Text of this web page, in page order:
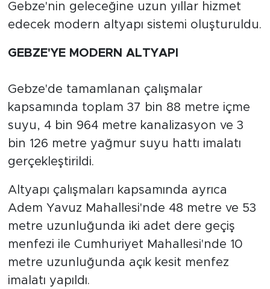
Gebze'nin geleceğine uzun yıllar hizmet
edecek modern altyapı sistemi oluşturuldu.
GEBZE'YE MODERN ALTYAPI
Gebze'de tamamlanan çalışmalar
kapsamında toplam 37 bin 88 metre içme
suyu, 4 bin 964 metre kanalizasyon ve 3
bin 126 metre yağmur suyu hattı imalatı
gerçekleştirildi.
Altyapı çalışmaları kapsamında ayrıca
Adem Yavuz Mahallesi'nde 48 metre ve 53
metre uzunluğunda iki adet dere geçiş
menfezi ile Cumhuriyet Mahallesi'nde 10
metre uzunluğunda açık kesit menfez
imalatı yapıldı.